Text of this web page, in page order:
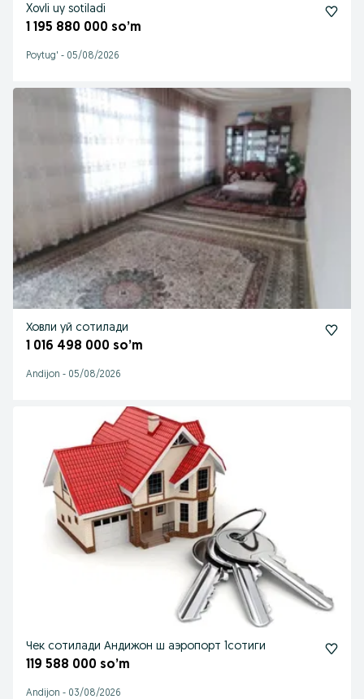
Xovli uy sotiladi
1 195 880 000 so’m
Poytug' - 05/08/2026
Ховли уй сотилади
1 016 498 000 so’m
Andijon - 05/08/2026
Чек сотилади Андижон ш аэропорт 1сотиги
119 588 000 so’m
Andijon - 03/08/2026